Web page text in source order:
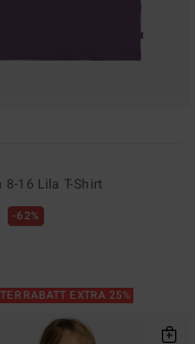
16 Lila T-Shirt
62%
RABATT EXTRA 25%